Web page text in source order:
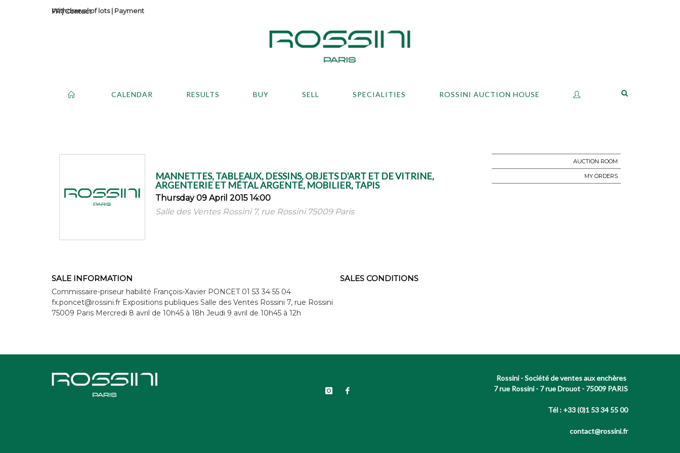
Contact
Withdrawal of lots| Payment
CALENDAR RESULTS BUY SELL SPECIALITIES ROSSINI AUCTION HOUSE
MANNETTES, TABLEAUX, DESSINS, OBJETS D'ART ET DE VITRINE,
ARGENTERIE ET MÉTAL ARGENTÉ, MOBILIER, TAPIS
Thursday 09 April 2015 14:00
Salle des Ventes Rossini 7, rue Rossini 75009 Paris
AUCTION ROOM
MY ORDERS
SALE INFORMATION
Commissaire-priseur habilité François-Xavier PONCET 01 53 34 55 04
fx.poncet@rossini.fr Expositions publiques Salle des Ventes Rossini 7, rue Rossini
75009 Paris Mercredi 8 avril de 10h45 à 18h Jeudi 9 avril de 10h45 à 12h
SALES CONDITIONS
Rossini - Société de ventes aux enchères
7 rue Rossini - 7 rue Drouot - 75009 PARIS
Tél : +33 (0)1 53 34 55 00
contact@rossini.fr